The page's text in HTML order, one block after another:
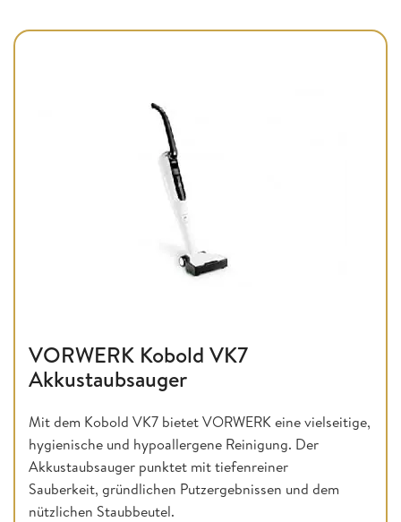
VORWERK Kobold VK7
Akkustaubsauger
Mit dem Kobold VK7 bietet VORWERK eine vielseitige,
hygienische und hypoallergene Reinigung. Der
Akkustaubsauger punktet mit tiefenreiner
Sauberkeit, gründlichen Putzergebnissen und dem
nützlichen Staubbeutel.